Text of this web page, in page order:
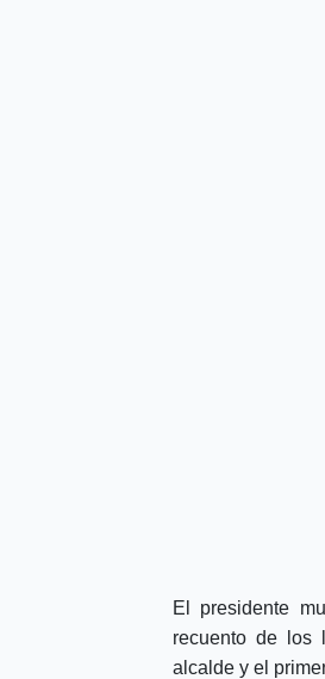
El presidente
recuento de los
alcalde y el